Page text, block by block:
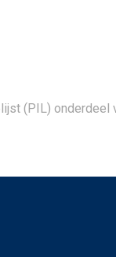
(PIL) onderdeel